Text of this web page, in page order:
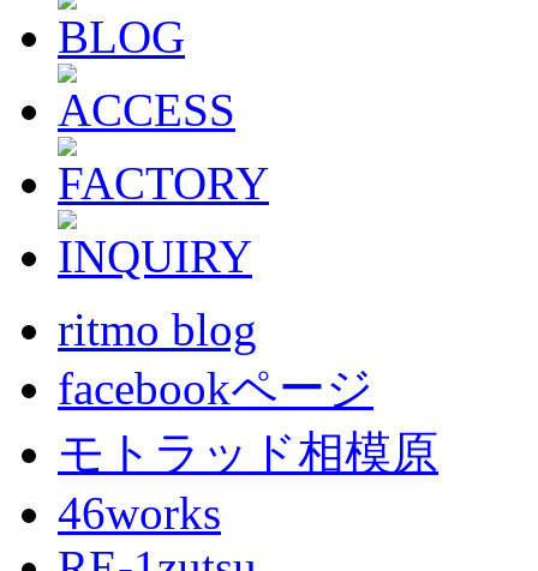
ritmo blog
facebookページ
モトラッド相模原
46works